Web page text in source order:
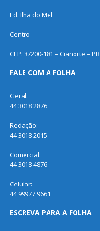
Ed. Ilha do Mel
Centro
CEP: 87200-181 – Cianorte – PR
FALE COM A FOLHA
Geral:
44 3018 2876
Redação:
44 3018 2015
Comercial:
44 3018 4876
Celular:
44 99977 9661
ESCREVA PARA A FOLHA